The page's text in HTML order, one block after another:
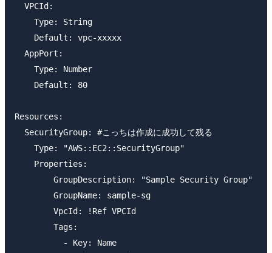
  VPCId:
    Type: String
    Default: vpc-xxxxx
  AppPort:
    Type: Number
    Default: 80
Resources:
  SecurityGroup: #こっちは作成に成功して残る
    Type: "AWS::EC2::SecurityGroup"
    Properties:
        GroupDescription: "Sample Security Group"
        GroupName: sample-sg
        VpcId: !Ref VPCId
        Tags:
          - Key: Name